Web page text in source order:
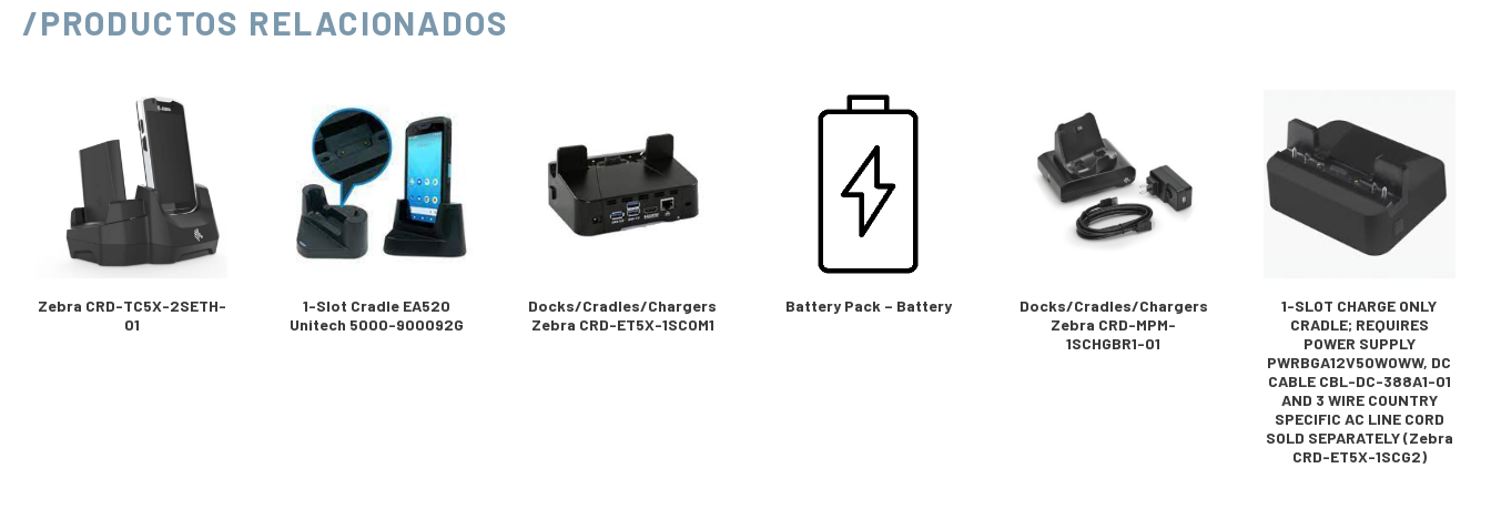
/PRODUCTOS RELACIONADOS
Zebra CRD-TC5X-2SETH-
01
1-Slot Cradle EA520
Unitech 5000-900092G
Docks/Cradles/Chargers
Zebra CRD-ET5X-1SCOM1
Battery Pack – Battery
Docks/Cradles/Chargers
Zebra CRD-MPM-
1SCHGBR1-01
1-SLOT CHARGE ONLY
CRADLE; REQUIRES
POWER SUPPLY
PWRBGA12V50W0WW, DC
CABLE CBL-DC-388A1-01
AND 3 WIRE COUNTRY
SPECIFIC AC LINE CORD
SOLD SEPARATELY (Zebra
CRD-ET5X-1SCG2)